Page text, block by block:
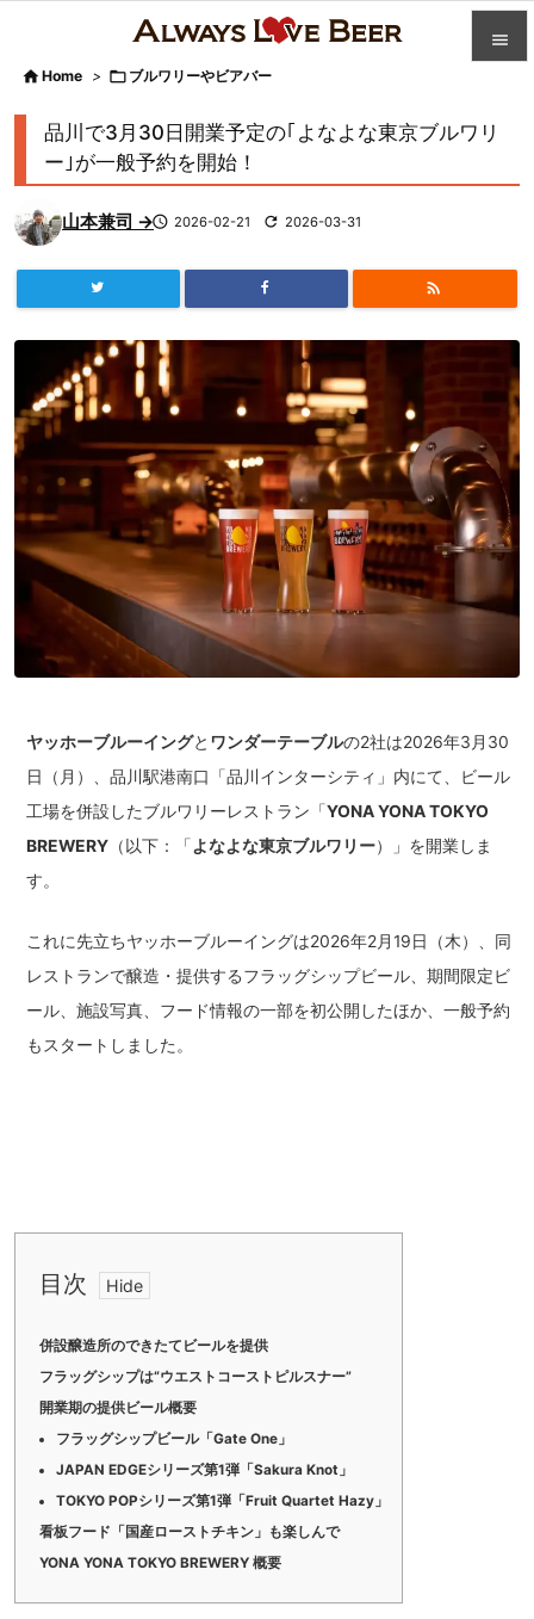



検索
 Home >  ブルワリーやビアバー
品川で3月30日開業予定の｢よなよな東京ブルワリ
ー｣が一般予約を開始！
山本兼司 → 2026-02-21  2026-03-31

ヤッホーブルーイングと ワンダーテーブルの2社は2026年3月30
日（月）、品川駅港南口「品川インターシティ」内にて、ビール
工場を併設したブルワリーレストラン「YONA YONA TOKYO
BREWERY （以下：「 よなよな東京ブルワリー）」を開業しま
す。
これに先立ちヤッホーブルーイングは2026年2月19日（木）、同
レストランで醸造・提供するフラッグシップビール、期間限定ビ
ール、施設写真、フード情報の一部を初公開したほか、一般予約
もスタートしました。
目次
併設醸造所のできたてビールを提供
フラッグシップは“ウエストコーストピルスナー”
開業期の提供ビール概要
フラッグシップビール「Gate One」
JAPAN EDGEシリーズ第1弾「Sakura Knot」
TOKYO POPシリーズ第1弾「Fruit Quartet Hazy」
看板フード「国産ローストチキン」も楽しんで
YONA YONA TOKYO BREWERY 概要